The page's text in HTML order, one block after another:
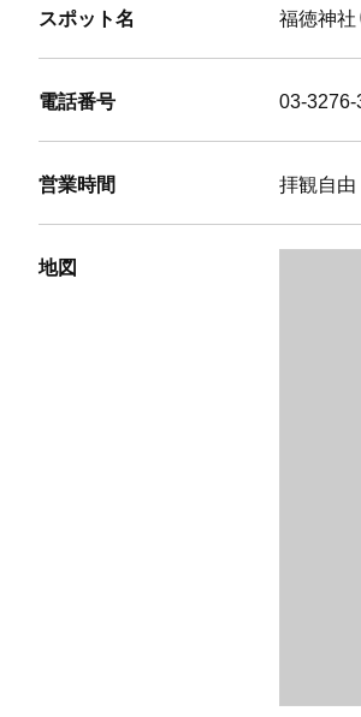
スポット名 福徳神社
電話番号 03-
営業時間 拝観自由
地図